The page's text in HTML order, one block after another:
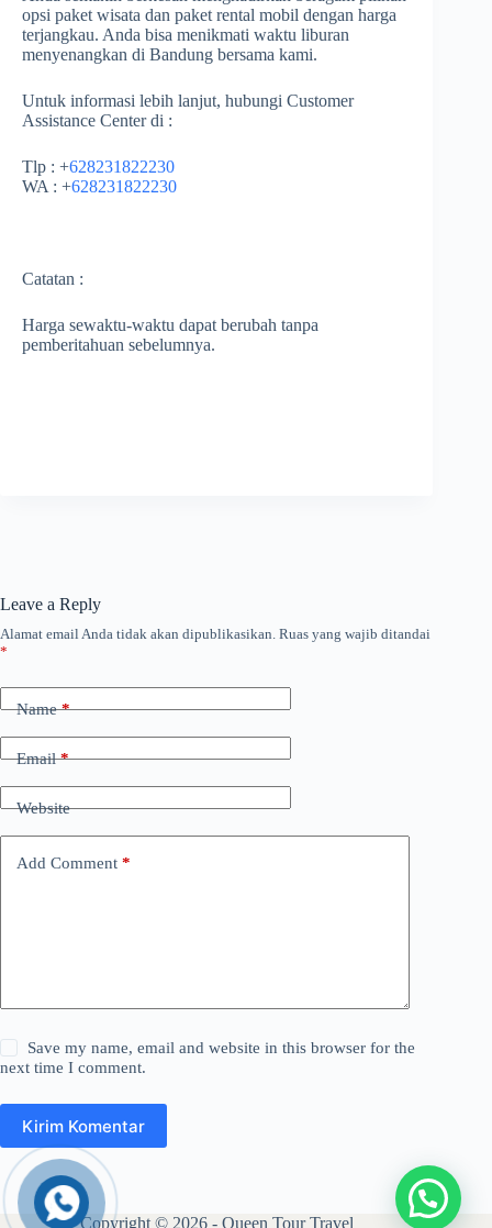
opsi paket wisata dan paket rental mobil dengan harga
terjangkau. Anda bisa menikmati waktu liburan
menyenangkan di Bandung bersama kami.
Untuk informasi lebih lanjut, hubungi Customer
Assistance Center di :
Tlp : +628231822230
WA : +628231822230
Catatan :
Harga sewaktu-waktu dapat berubah tanpa
pemberitahuan sebelumnya.
Leave a Reply
Alamat email Anda tidak akan dipublikasikan. Ruas yang wajib ditandai
*
Name*
Email*
Website
Add Comment *
Save my name, email and website in this browser for the
next time I comment.
Kirim Komentar
Copyright © 2026 - Queen Tour Travel